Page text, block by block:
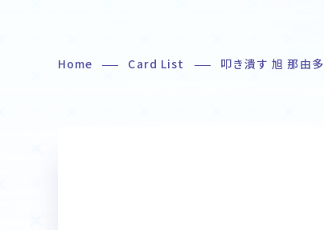
Home Card List 叩き潰す 旭 那由多